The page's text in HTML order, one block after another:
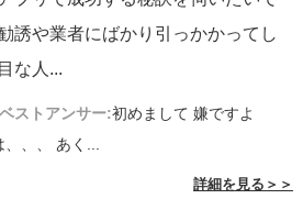
誘や業者にばかり引っかかってし
な人 ...
ベストアンサー:初めまして 嫌ですよ
、、、 あく...
詳細を見る＞＞